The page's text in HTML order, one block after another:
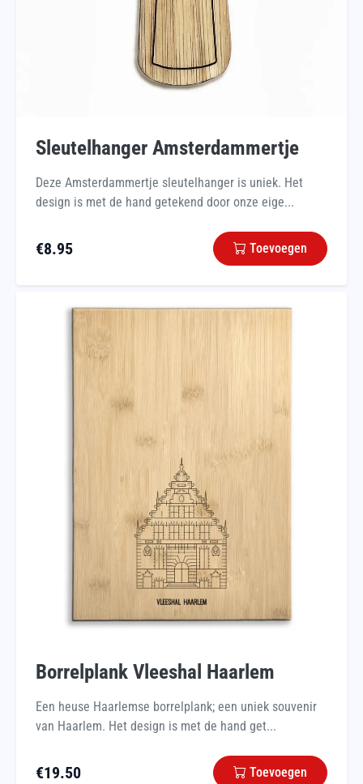
Sleutelhanger Amsterdammertje
Deze Amsterdammertje sleutelhanger is uniek. Het
design is met de hand getekend door onze eige...
€8.95 Toevoegen
Borrelplank Vleeshal Haarlem
Een heuse Haarlemse borrelplank; een uniek souvenir
van Haarlem. Het design is met de hand get...
€19.50 Toevoegen